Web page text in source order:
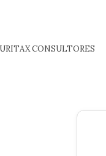
CONSULTORES